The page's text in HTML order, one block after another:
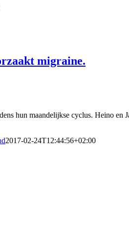
migraine.
hun maandelijkse cyclus. Heino en
2017-02-24T12:44:56+02:00